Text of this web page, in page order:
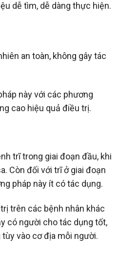
dễ tìm, dễ dàng thực hiện.
an toàn, không gây tác
này với các phương
cao hiệu quả điều trị.
trĩ trong giai đoạn đầu, khi
Còn đối với trĩ ở giai đoạn
pháp này ít có tác dụng.
trên các bệnh nhân khác
có người cho tác dụng tốt,
vào cơ địa mỗi người.